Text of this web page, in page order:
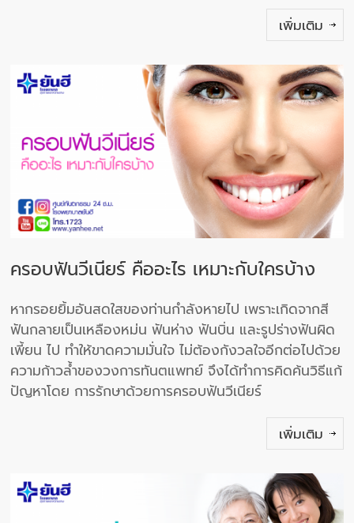
เพิ่มเติม
ครอบฟันวีเนียร์ คืออะไร เหมาะกับใครบ้าง
หากรอยยิ้มอันสดใสของท่านกำลังหายไป เพราะเกิดจากสี
ฟันกลายเป็นเหลืองหม่น ฟันห่าง ฟันบิ่น และรูปร่างฟันผิด
เพี้ยน ไป ทำให้ขาดความมั่นใจ ไม่ต้องกังวลใจอีกต่อไปด้วย
ความก้าวล้ำของวงการทันตแพทย์ จึงได้ทำการคิดค้นวิธีแก้
ปัญหาโดย การรักษาด้วยการครอบฟันวีเนียร์
เพิ่มเติม